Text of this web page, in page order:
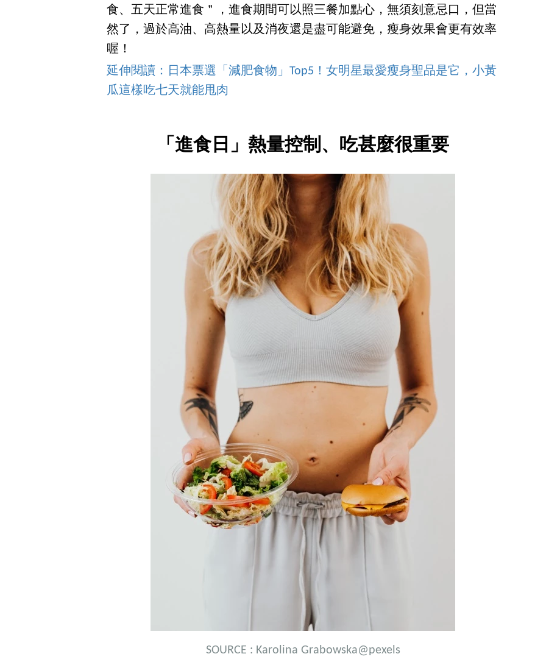
食、五天正常進食＂，進食期間可以照三餐加點心，無須刻意忌口，但當
然了，過於高油、高熱量以及消夜還是盡可能避免，瘦身效果會更有效率
喔！
延伸閱讀：日本票選「減肥食物」Top5！女明星最愛瘦身聖品是它，小黃
瓜這樣吃七天就能甩肉
「進食日」熱量控制、吃甚麼很重要
SOURCE : Karolina Grabowska@pexels